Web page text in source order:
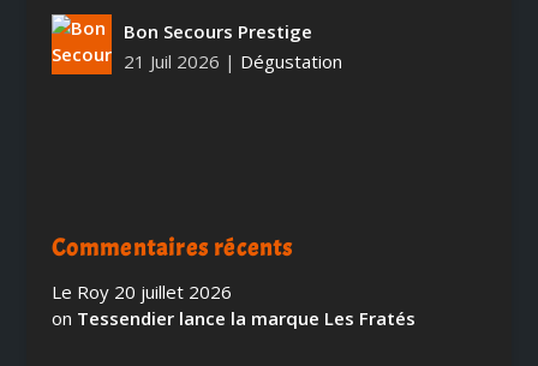
Bon Secours Prestige
21 Juil 2026 | Dégustation
Commentaires récents
Le Roy 20 juillet 2026
on Tessendier lance la marque Les Fratés